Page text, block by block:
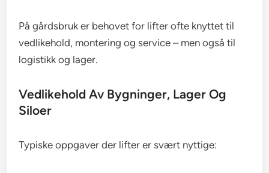
På gårdsbruk er behovet for lifter ofte knyttet til
vedlikehold, montering og service – men også til
logistikk og lager.
Vedlikehold Av Bygninger, Lager Og
Siloer
Typiske oppgaver der lifter er svært nyttige: